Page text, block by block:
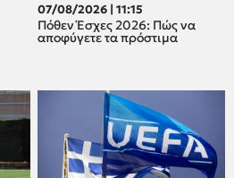
07/08/2026 | 11:15
Πόθεν Έσχες 2026: Πώς να
αποφύγετε τα πρόστιμα